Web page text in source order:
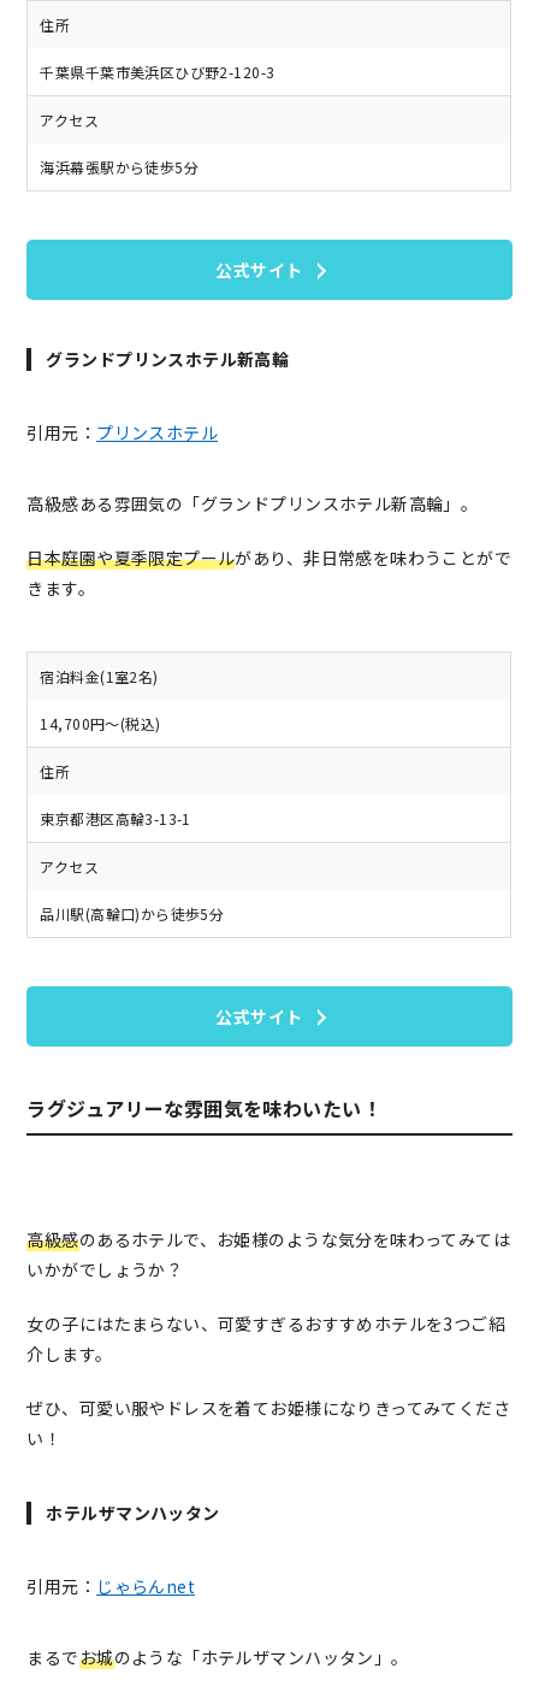
住所
千葉県千葉市美浜区ひび野2-120-3
アクセス
海浜幕張駅から徒歩5分
公式サイト
グランドプリンスホテル新高輪
引用元： プリンスホテル
高級感ある雰囲気の「グランドプリンスホテル新高輪」。
日本庭園や夏季限定プールがあり、非日常感を味わうことがで
きます。
宿泊料金(1室2名)
14,700円～(税込)
住所
東京都港区高輪3-13-1
アクセス
品川駅(高輪口)から徒歩5分
公式サイト
ラグジュアリーな雰囲気を味わいたい！
高級感のあるホテルで、お姫様のような気分を味わってみては
いかがでしょうか？
女の子にはたまらない、可愛すぎるおすすめホテルを3つご紹
介します。
ぜひ、可愛い服やドレスを着てお姫様になりきってみてくださ
い！
ホテルザマンハッタン
引用元： じゃらんnet
まるでお城のような「ホテルザマンハッタン」。